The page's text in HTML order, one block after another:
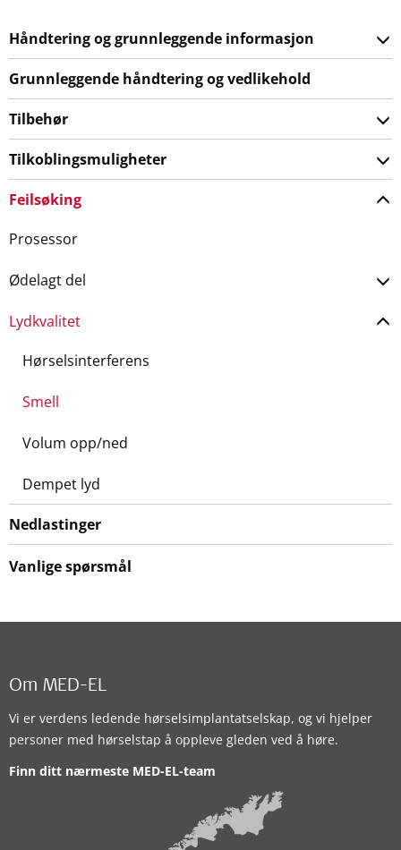
Håndtering og grunnleggende informasjon
Grunnleggende håndtering og vedlikehold
Tilbehør
Tilkoblingsmuligheter
Feilsøking
Prosessor
Ødelagt del
Lydkvalitet
Hørselsinterferens
Smell
Volum opp/ned
Dempet lyd
Nedlastinger
Vanlige spørsmål
Om MED-EL
Vi er verdens ledende hørselsimplantatselskap, og vi hjelper
personer med hørselstap å oppleve gleden ved å høre.
Finn ditt nærmeste MED-EL-team